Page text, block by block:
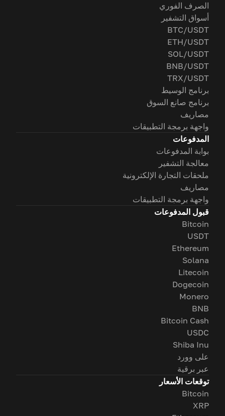
الصرف الفوري
أسواق التشفير
BTC/USDT
ETH/USDT
SOL/USDT
BNB/USDT
TRX/USDT
برنامج الوسيط
برنامج صانع السوق
مصاريف
واجهة برمجة التطبيقات
المدفوعات
بوابة المدفوعات
معالجة التشفير
ملحقات التجارة الإلكترونية
مصاريف
واجهة برمجة التطبيقات
قبول المدفوعات
Bitcoin
USDT
Ethereum
Solana
Litecoin
Dogecoin
Monero
BNB
Bitcoin Cash
USDC
Shiba Inu
على وورد
عبر برقية
توقعات الأسعار
Bitcoin
XRP